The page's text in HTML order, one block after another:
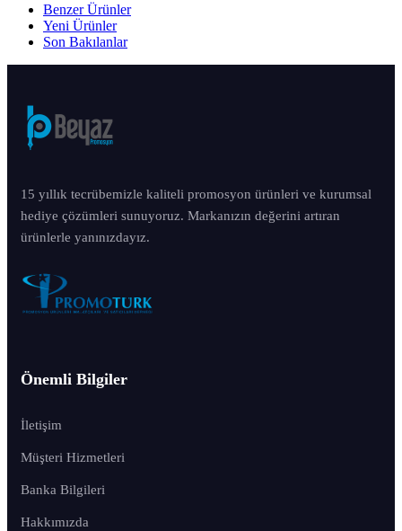
Benzer Ürünler
Yeni Ürünler
Son Bakılanlar
15 yıllık tecrübemizle kaliteli promosyon ürünleri ve kurumsal
hediye çözümleri sunuyoruz. Markanızın değerini artıran
ürünlerle yanınızdayız.
Önemli Bilgiler
İletişim
Müşteri Hizmetleri
Banka Bilgileri
Hakkımızda